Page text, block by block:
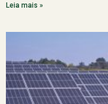
Leia mais »